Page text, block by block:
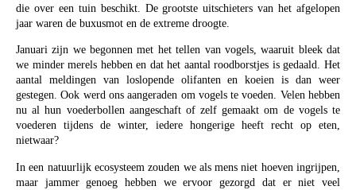
die over een tuin beschikt. De grootste uitschieters van het afgelopen
jaar waren de buxusmot en de extreme droogte.
Januari zijn we begonnen met het tellen van vogels, waaruit bleek dat
we minder merels hebben en dat het aantal roodborstjes is gedaald. Het
aantal meldingen van loslopende olifanten en koeien is dan weer
gestegen. Ook werd ons aangeraden om vogels te voeden. Velen hebben
nu al hun voederbollen aangeschaft of zelf gemaakt om de vogels te
voederen tijdens de winter, iedere hongerige heeft recht op eten,
nietwaar?
In een natuurlijk ecosysteem zouden we als mens niet hoeven ingrijpen,
maar jammer genoeg hebben we ervoor gezorgd dat er niet veel